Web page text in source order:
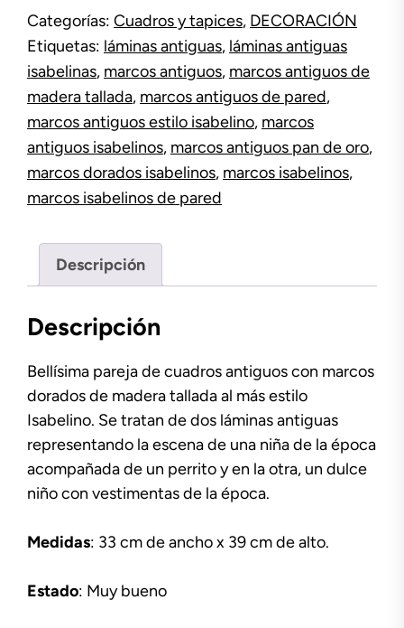
cantidad
Categorías: Cuadros y tapices, DECORACIÓN
Etiquetas: láminas antiguas, láminas antiguas
isabelinas, marcos antiguos, marcos antiguos de
madera tallada, marcos antiguos de pared,
marcos antiguos estilo isabelino, marcos
antiguos isabelinos, marcos antiguos pan de oro,
marcos dorados isabelinos, marcos isabelinos,
marcos isabelinos de pared
Descripción
Descripción
Bellísima pareja de cuadros antiguos con marcos
dorados de madera tallada al más estilo
Isabelino. Se tratan de dos láminas antiguas
representando la escena de una niña de la época
acompañada de un perrito y en la otra, un dulce
niño con vestimentas de la época.
Medidas: 33 cm de ancho x 39 cm de alto.
Estado: Muy bueno